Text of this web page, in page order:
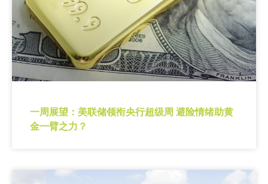
一周展望：美联储领衔央行超级周 避险情绪助黄
金一臂之力？